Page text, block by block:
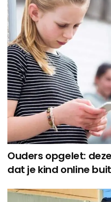
Ouders opgelet:
dat je kind online